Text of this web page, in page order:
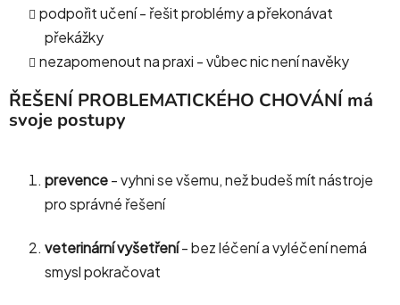
podpořit učení - řešit problémy a překonávat
překážky
nezapomenout na praxi - vůbec nic není navěky
ŘEŠENÍ PROBLEMATICKÉHO CHOVÁNÍ má
svoje postupy
prevence- vyhni se všemu, než budeš mít nástroje
pro správné řešení
veterinární vyšetření- bez léčení a vyléčení nemá
smysl pokračovat